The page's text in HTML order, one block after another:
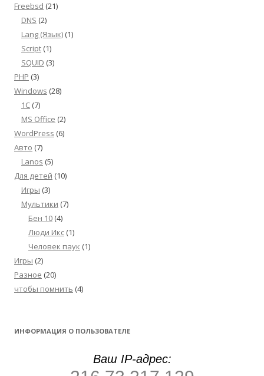
Freebsd (21)
DNS (2)
Lang (Язык) (1)
Script (1)
SQUID (3)
PHP (3)
Windows (28)
1С (7)
MS Office (2)
WordPress (6)
Авто (7)
Lanos (5)
Для детей (10)
Игры (3)
Мультики (7)
Бен 10 (4)
Люди Икс (1)
Человек паук (1)
Игры (2)
Разное (20)
чтобы помнить (4)
ИНФОРМАЦИЯ О ПОЛЬЗОВАТЕЛЕ
Ваш IP-адрес: